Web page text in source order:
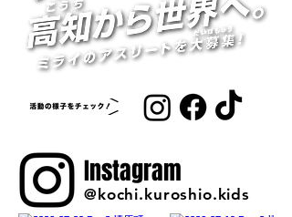
Instagram
@kochi.kuroshio.kids